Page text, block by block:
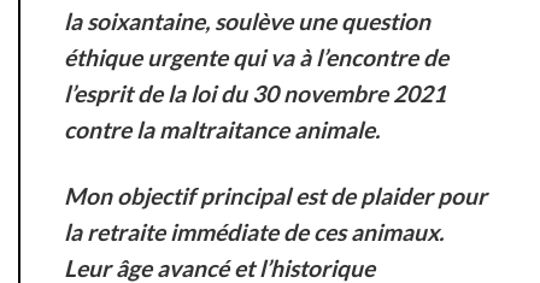
la soixantaine, soulève une question
éthique urgente qui va à l’encontre de
l’esprit de la loi du 30 novembre 2021
contre la maltraitance animale.
Mon objectif principal est de plaider pour
laretraite immédiatede ces animaux.
Leur âge avancé et l’historique